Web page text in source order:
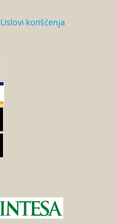
Uslovi korišćenja